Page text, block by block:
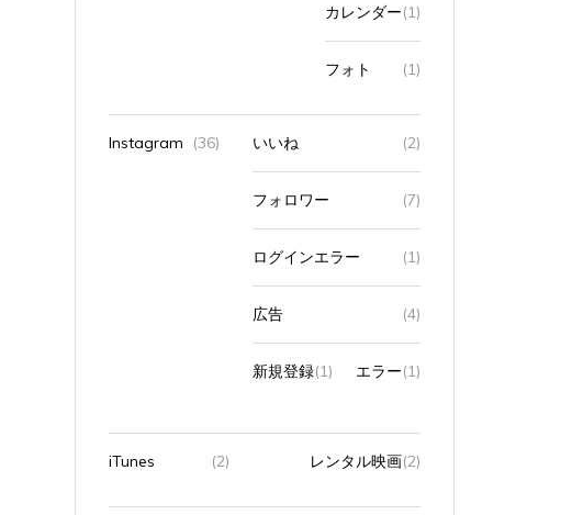
カレンダー(1)
フォト (1)
Instagram (36) いいね (2)
フォロワー (7)
ログインエラー (1)
広告 (4)
新規登録(1) エラー(1)
iTunes (2) レンタル映画(2)